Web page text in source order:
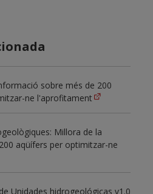
sobre més de 200
ne l'aprofitament
Millora de la
aqüífers per optimitzar-ne
Unidades hidrogeológicas v1.0